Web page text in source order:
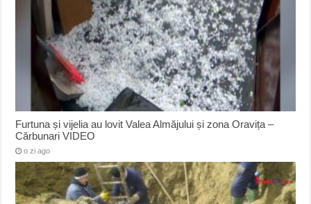
Furtuna și vijelia au lovit Valea Almăjului și zona Oravița –
Cărbunari VIDEO
o zi ago